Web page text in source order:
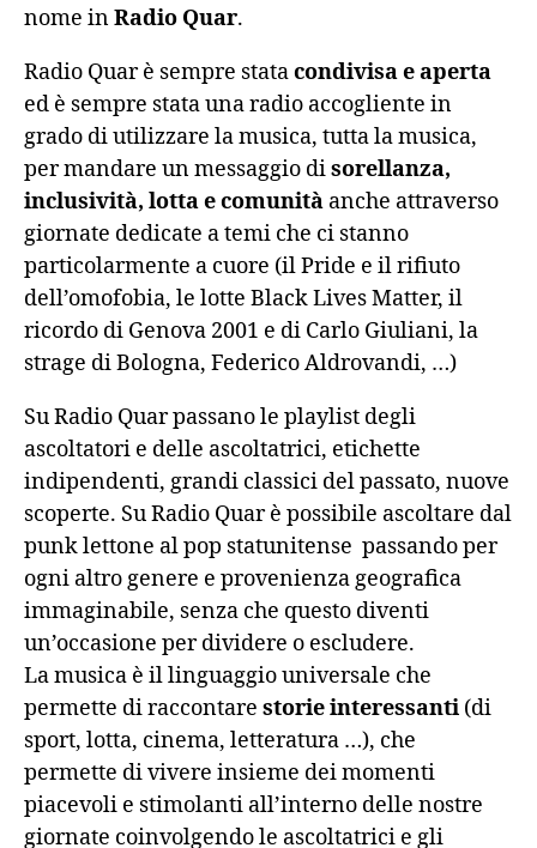
nome inRadio Quar.
Radio Quar è sempre statacondivisa e aperta
ed è sempre stata una radio accogliente in
grado di utilizzare la musica, tutta la musica,
per mandare un messaggio disorellanza,
inclusività, lotta e comunità anche attraverso
giornate dedicate a temi che ci stanno
particolarmente a cuore (il Pride e il rifiuto
dell’omofobia, le lotte Black Lives Matter, il
ricordo di Genova 2001 e di Carlo Giuliani, la
strage di Bologna, Federico Aldrovandi, …)
Su Radio Quar passano le playlist degli
ascoltatori e delle ascoltatrici, etichette
indipendenti, grandi classici del passato, nuove
scoperte. Su Radio Quar è possibile ascoltare dal
punk lettone al pop statunitense passando per
ogni altro genere e provenienza geografica
immaginabile, senza che questo diventi
un’occasione per dividere o escludere.
La musica è il linguaggio universale che
permette di raccontare storie interessanti (di
sport, lotta, cinema, letteratura …), che
permette di vivere insieme dei momenti
piacevoli e stimolanti all’interno delle nostre
giornate coinvolgendo le ascoltatrici e gli